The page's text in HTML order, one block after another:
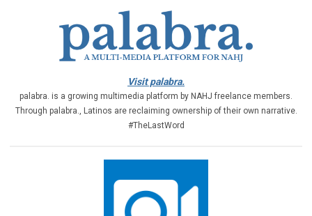
Visit palabra.
palabra. is a growing multimedia platform by NAHJ freelance members.
Through palabra., Latinos are reclaiming ownership of their own narrative.
#TheLastWord